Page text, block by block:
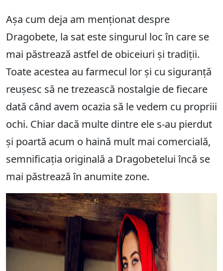
Așa cum deja am menționat despre
Dragobete, la sat este singurul loc în care se
mai păstrează astfel de obiceiuri și tradiții.
Toate acestea au farmecul lor și cu siguranță
reușesc să ne trezească nostalgie de fiecare
dată când avem ocazia să le vedem cu propriii
ochi. Chiar dacă multe dintre ele s-au pierdut
și poartă acum o haină mult mai comercială,
semnificația originală a Dragobetelui încă se
mai păstrează în anumite zone.